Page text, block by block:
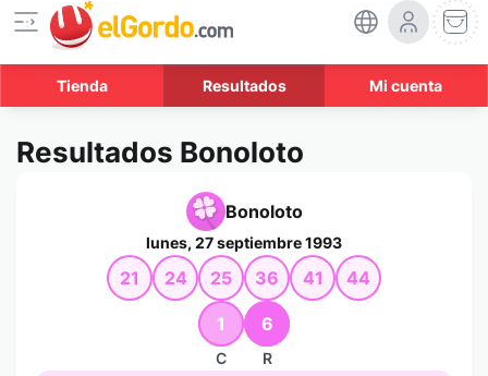
Tienda Resultados Mi cuenta
Resultados Bonoloto
Bonoloto
lunes, 27 septiembre 1993
21 24 25 36 41 44
1
C
6
R